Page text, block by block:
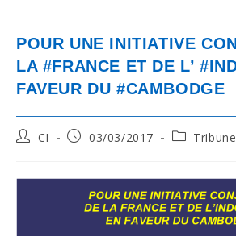
POUR UNE INITIATIVE
LA #FRANCE ET DE L’
FAVEUR DU #CAMBODGE
PostCI
Post03/03/2017
PostTribune